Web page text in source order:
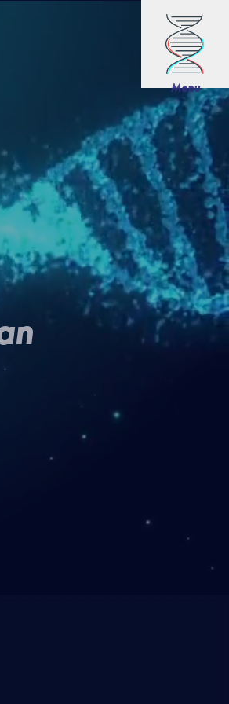
Menu